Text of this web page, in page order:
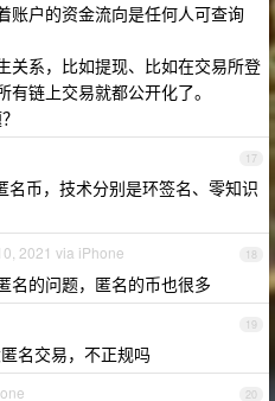
账户的资金流向是任何人可查询
关系，比如提现、比如在交易所登
链上交易就都公开化了。
17
名币，技术分别是环签名、零知识
18
2021 via iPhone
名的问题，匿名的币也很多
19
名交易，不正规吗
20